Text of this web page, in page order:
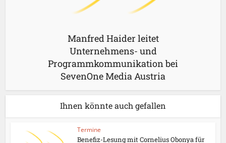
Manfred Haider leitet
Unternehmens- und
Programmkommunikation bei
SevenOne Media Austria
Ihnen könnte auch gefallen
Termine
Benefiz-Lesung mit Cornelius Obonya für